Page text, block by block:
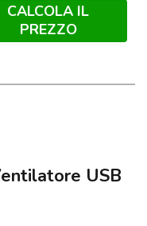
CALCOLA IL
PREZZO
USB